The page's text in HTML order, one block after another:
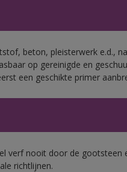
beton, pleisterwerk e.d.,
op gereinigde en
een geschikte primer
verf nooit door de
richtlijnen.